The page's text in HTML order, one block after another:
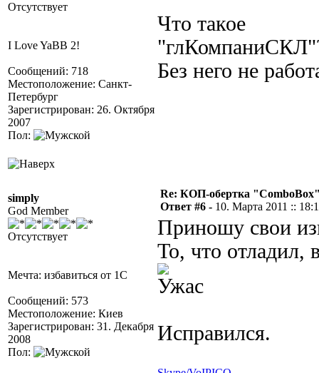
Отсутствует
I Love YaBB 2!
Сообщений: 718
Местоположение: Санкт-
Петербург
Зарегистрирован: 26. Октября
2007
Пол:
Что такое
Без него не
simply
God Member
Отсутствует
Мечта: избавиться от 1С
Сообщений: 573
Местоположение: Киев
Зарегистрирован: 31. Декабря
2008
Пол:
Re: КОП-обертка
Ответ #6 - 10. Марта 2011 ::
Приношу свои
То, что отладил,
Исправился.